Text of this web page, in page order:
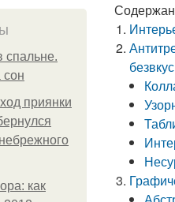
спальне.
сон
приянки
как